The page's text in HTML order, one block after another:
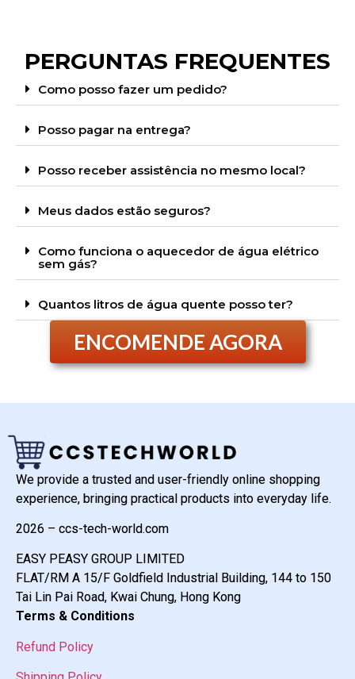
PERGUNTAS FREQUENTES
Como posso fazer um pedido?
Posso pagar na entrega?
Posso receber assistência no mesmo local?
Meus dados estão seguros?
Como funciona o aquecedor de água elétrico
sem gás?
Quantos litros de água quente posso ter?
ENCOMENDE AGORA
We provide a trusted and user-friendly online shopping
experience, bringing practical products into everyday life.
2026 – ccs-tech-world.com
EASY PEASY GROUP LIMITED
FLAT/RM A 15/F Goldfield Industrial Building, 144 to 150
Tai Lin Pai Road, Kwai Chung, Hong Kong
Terms & Conditions
Refund Policy